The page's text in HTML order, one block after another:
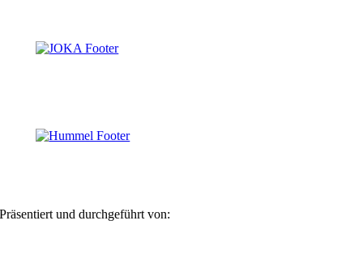
Präsentiert und durchgeführt von: